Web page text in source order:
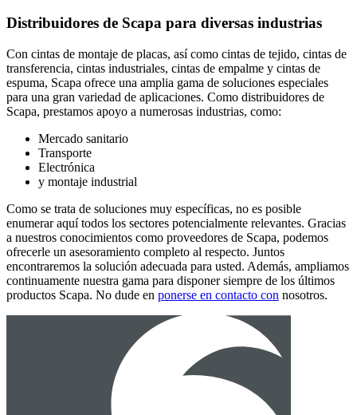
Distribuidores de Scapa para diversas industrias
Con cintas de montaje de placas, así como cintas de tejido, cintas de
transferencia, cintas industriales, cintas de empalme y cintas de
espuma, Scapa ofrece una amplia gama de soluciones especiales
para una gran variedad de aplicaciones. Como distribuidores de
Scapa, prestamos apoyo a numerosas industrias, como:
Mercado sanitario
Transporte
Electrónica
y montaje industrial
Como se trata de soluciones muy específicas, no es posible
enumerar aquí todos los sectores potencialmente relevantes. Gracias
a nuestros conocimientos como proveedores de Scapa, podemos
ofrecerle un asesoramiento completo al respecto. Juntos
encontraremos la solución adecuada para usted. Además, ampliamos
continuamente nuestra gama para disponer siempre de los últimos
productos Scapa. No dude en ponerse en contacto con nosotros.